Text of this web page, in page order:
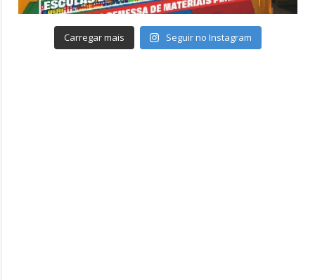
Carregar mais Seguir no Instagram